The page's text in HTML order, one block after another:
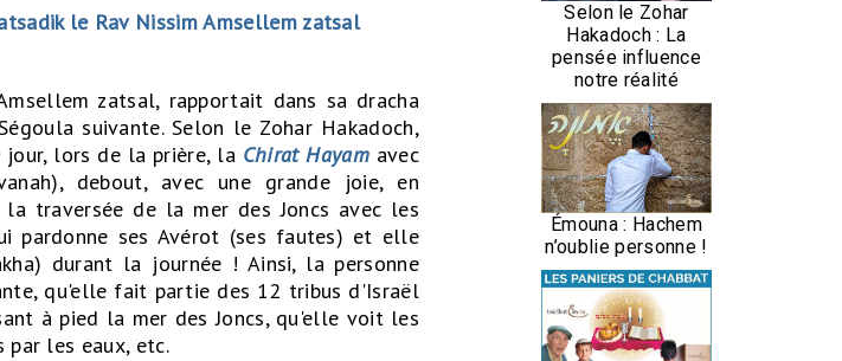
le Rav Nissim Amsellem zatsal
zatsal, rapportait dans sa dracha
suivante. Selon le Zohar Hakadoch,
jour, lors de la prière, la Chirat Hayam avec
debout, avec une grande joie, en
traversée de la mer des Joncs avec les
pardonne ses Avérot (ses fautes) et elle
durant la journée ! Ainsi, la personne
qu'elle fait partie des 12 tribus d'Israël
à pied la mer des Joncs, qu'elle voit les
par les eaux, etc.
Selon le Zohar
Hakadoch : La
pensée influence
notre réalité
Émouna : Hachem
n’oublie personne !